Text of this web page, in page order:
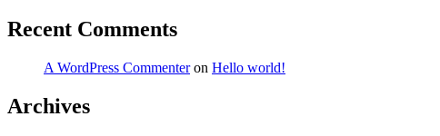
Recent Comments
A WordPress Commenteron Hello world!
Archives